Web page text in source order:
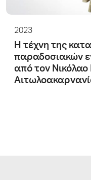
2023
Η τέχνη της
παραδοσιακών
από τον